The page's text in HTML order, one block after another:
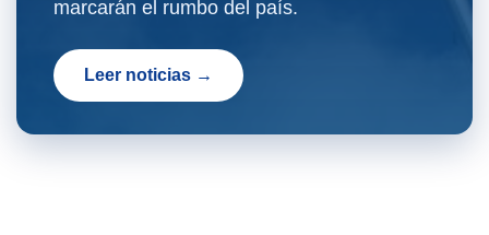
marcarán el rumbo del país.
Leer noticias →